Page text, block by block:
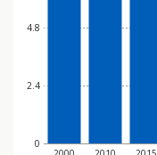
0
2.4
4.8